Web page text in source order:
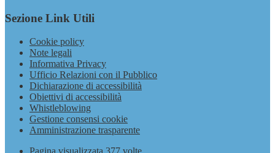
Sezione Link Utili
Cookie policy
Note legali
Informativa Privacy
Ufficio Relazioni con il Pubblico
Dichiarazione di accessibilità
Obiettivi di accessibilità
Whistleblowing
Gestione consensi cookie
Amministrazione trasparente